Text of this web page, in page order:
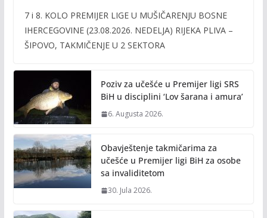
e
b
o
k
itt
er
ai
l
p
y
n
k
7 i 8. KOLO PREMIJER LIGE U MUŠIČARENJU BOSNE
IHERCEGOVINE (23.08.2026. NEDELJA) RIJEKA PLIVA –
ŠIPOVO, TAKMIČENJE U 2 SEKTORA
Poziv za učešće u Premijer ligi SRS
BiH u disciplini ‘Lov šarana i amura’
6. Augusta 2026.
Obavještenje takmičarima za
učešće u Premijer ligi BiH za osobe
sa invaliditetom
30. Jula 2026.